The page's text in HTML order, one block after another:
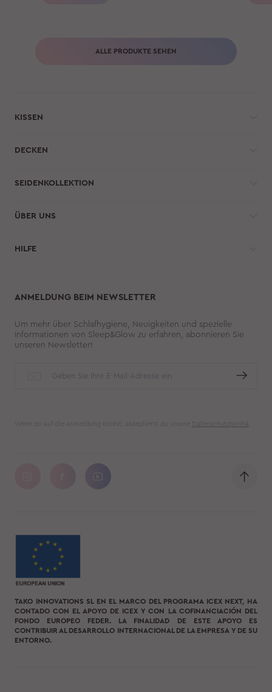
ALLE PRODUKTE SEHEN
KISSEN
DECKEN
SEIDENKOLLEKTION
ÜBER UNS
HILFE
ANMELDUNG BEIM NEWSLETTER
Um mehr über Schlafhygiene, Neuigkeiten und spezielle
Informationen von Sleep&Glow zu erfahren, abonnieren Sie
unseren Newsletter!
Wenn du auf die Anmeldung klickst, akzeptierst du unsere Datenschutzpolitik
TAKO INNOVATIONS SL EN EL MARCO DEL PROGRAMA ICEX NEXT, HA
CONTADO CON EL APOYO DE ICEX Y CON LA COFINANCIACIÓN DEL
FONDO EUROPEO FEDER. LA FINALIDAD DE ESTE APOYO ES
CONTRIBUIR AL DESARROLLO INTERNACIONAL DE LA EMPRESA Y DE SU
ENTORNO.